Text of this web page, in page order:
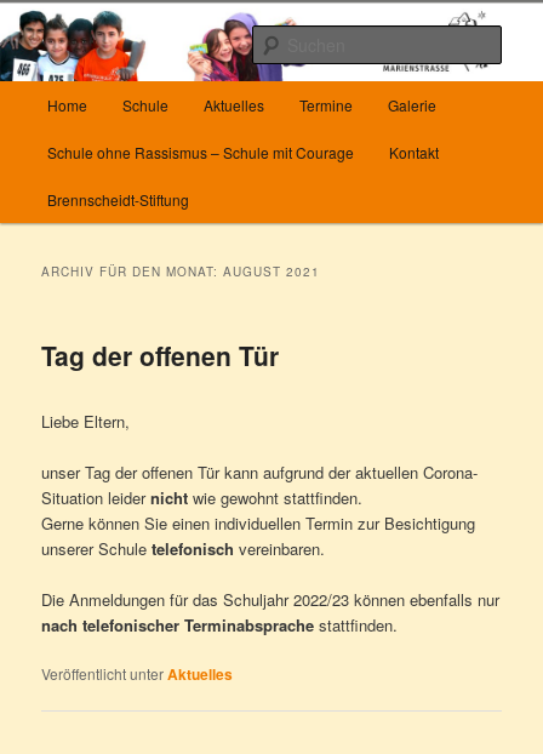
Zum
Inhalt
wechseln
Zum
sekundären
Inhalt
wechselnDie Grundschule Marienstrasse in
Wuppertal
Herzlich Willkommen auf unserer Homepage
Home Schule Aktuelles Termine Galerie
Schule ohne Rassismus – Schule mit Courage Kontakt
Brennscheidt-Stiftung
ARCHIV FÜR DEN MONAT:AUGUST 2021
Tag der offenen Tür
Liebe Eltern,
unser Tag der offenen Tür kann aufgrund der aktuellen Corona-
Situation leidernichtwie gewohnt stattfinden.
Gerne können Sie einen individuellen Termin zur Besichtigung
unserer Schuletelefonischvereinbaren.
Die Anmeldungen für das Schuljahr 2022/23 können ebenfalls nur
nach telefonischer Terminabsprachestattfinden.
Veröffentlicht unterAktuelles